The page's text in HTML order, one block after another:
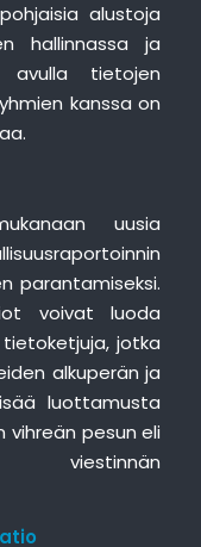
alustoja
hallinnassa ja
avulla tietojen
kanssa on
uusia
parantamiseksi.
voivat luoda
jotka
alkuperän ja
luottamusta
pesun eli